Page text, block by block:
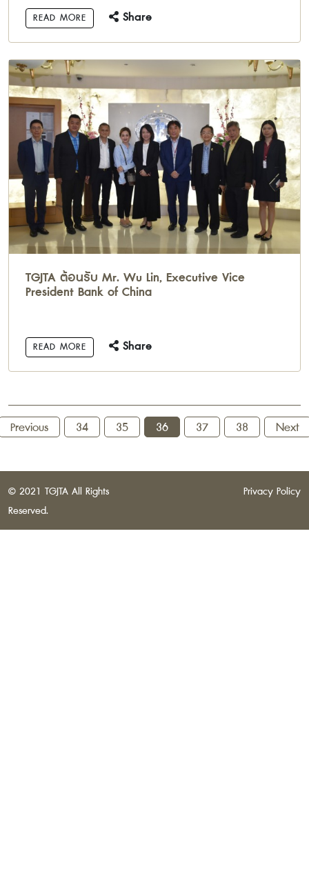
READ MORE Share
TGJTA ต้อนรับ Mr. Wu Lin, Executive Vice
President Bank of China
READ MORE Share
Previous 34 35 36 37 38 Next
© 2021 TGJTA All Rights
Reserved.
Privacy Policy